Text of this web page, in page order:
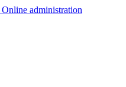
Online administration